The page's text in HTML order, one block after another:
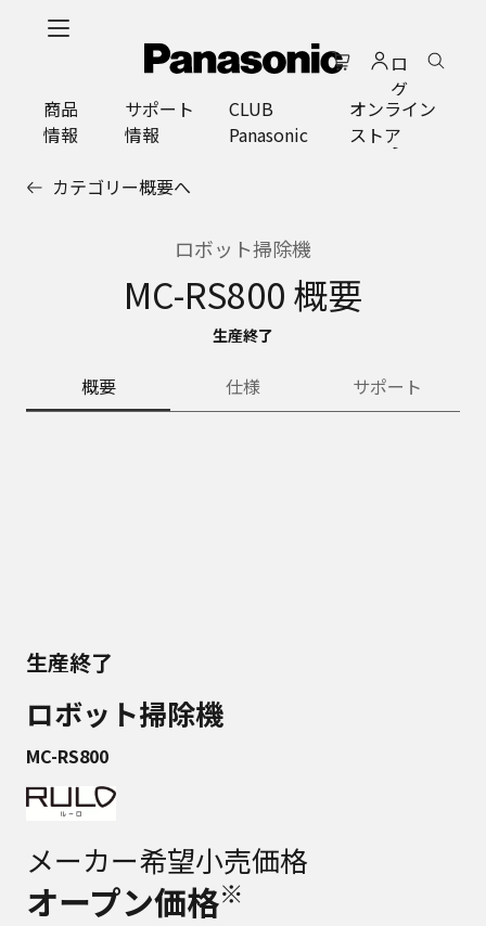
ロ
グ
イ
ン
商品
情報
サポート
情報
CLUB
Panasonic
オンライン
ストア
カテゴリー概要へ
ロボット掃除機
MC-RS800 概要
生産終了
概要 仕様 サポート
生産終了
ロボット掃除機
MC-RS800
メーカー希望小売価格
オープン価格※